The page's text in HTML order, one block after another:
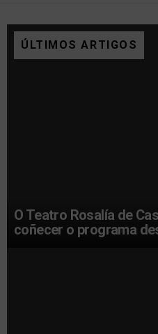
ÚLTIMOS ARTIGOS
O Teatro Rosalía de
coñecer o programa